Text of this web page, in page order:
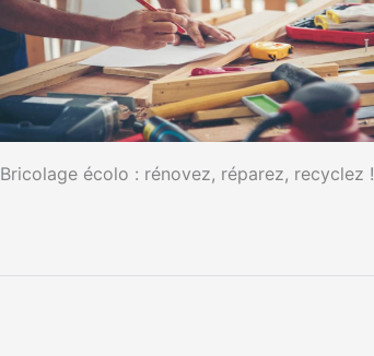
Bricolage écolo : rénovez, réparez, recyclez !